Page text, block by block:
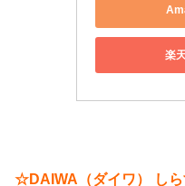
楽
☆DAIWA（ダイワ） し